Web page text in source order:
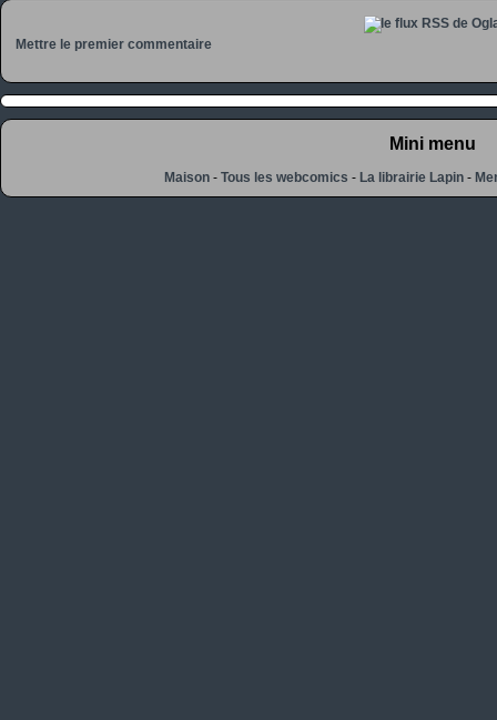
Mettre le premier commentaire
Mini menu
Maison -Tous les webcomics -La librairie Lapin -